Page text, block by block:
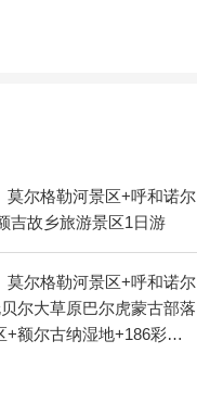
莫尔格勒河景区+呼和诺尔
吉故乡旅游景区1日游
莫尔格勒河景区+呼和诺尔
尔大草原巴尔虎蒙古部落
+额尔古纳湿地+186彩带